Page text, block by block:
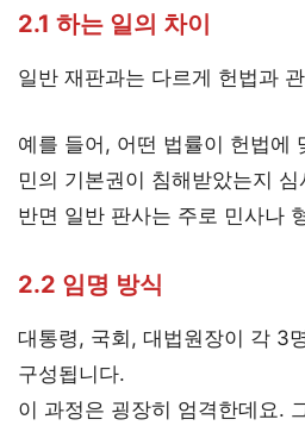
2.1 하는 일의 차이
일반 재판과는 다르게 헌법과
예를 들어, 어떤 법률이 헌법에
민의 기본권이 침해받았는지 심
반면 일반 판사는 주로 민사나
2.2 임명 방식
대통령, 국회, 대법원장이 각 3
구성됩니다.
이 과정은 굉장히 엄격한데요.